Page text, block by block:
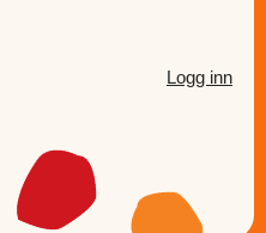
Logg inn